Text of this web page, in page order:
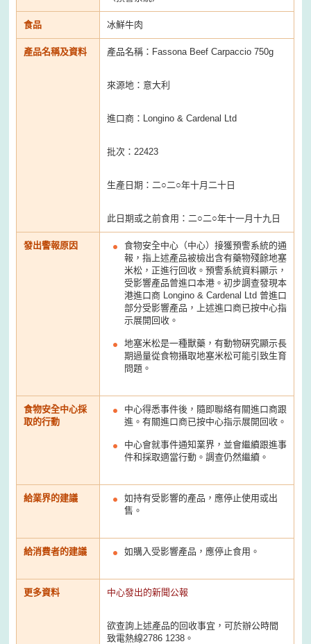
食品 冰鮮牛肉
產品名稱及資料 產品名稱：Fassona Beef Carpaccio 750g
來源地：意大利
進口商：Longino & Cardenal Ltd
批次：22423
生產日期：二○二○年十月二十日
此日期或之前食用：二○二○年十一月十九日
發出警報原因
食物安全中心（中心）接獲預警系統的通
報，指上述產品被檢出含有藥物殘餘地塞
米松，正進行回收。預警系統資料顯示，
受影響產品曾進口本港。初步調查發現本
港進口商 Longino & Cardenal Ltd 曾進口
部分受影響產品，上述進口商已按中心指
示展開回收。
地塞米松是一種獸藥，有動物硏究顯示長
期過量從食物攝取地塞米松可能引致生育
問題。
食物安全中心採
取的行動
中心得悉事件後，隨即聯絡有關進口商跟
進。有關進口商已按中心指示展開回收。
中心會就事件通知業界，並會繼續跟進事
件和採取適當行動。調查仍然繼續。
給業界的建議
如持有受影響的產品，應停止使用或出
售。
給消費者的建議 如購入受影響產品，應停止食用。
更多資料 中心發出的新聞公報
欲查詢上述產品的回收事宜，可於辦公時間
致電熱線2786 1238。